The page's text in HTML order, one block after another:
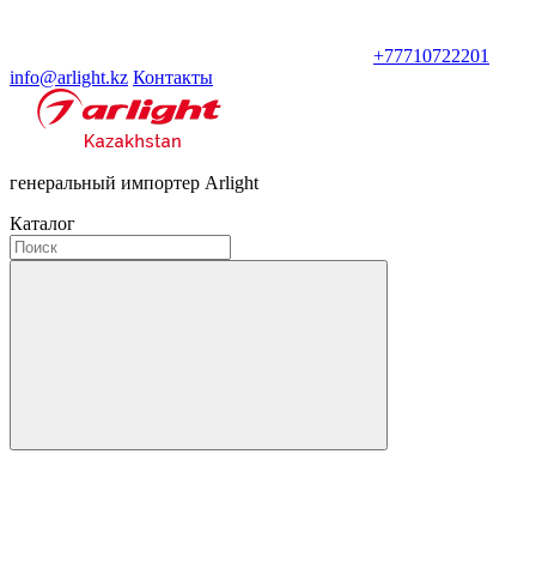
+77710722201
info@arlight.kz Контакты
генеральный импортер Arlight
Каталог